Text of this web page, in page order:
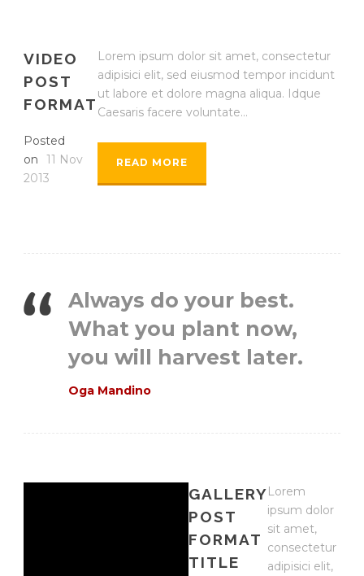
VIDEO
POST
FORMAT
Posted
on
11 Nov
2013
Lorem ipsum dolor sit amet, consectetur
adipisici elit, sed eiusmod tempor incidunt
ut labore et dolore magna aliqua. Idque
Caesaris facere voluntate...
READ MORE
Always do your best.
What you plant now,
you will harvest later.
Oga Mandino
GALLERY
POST
FORMAT
TITLE
Lorem
ipsum dolor
sit amet,
consectetur
adipisici elit,